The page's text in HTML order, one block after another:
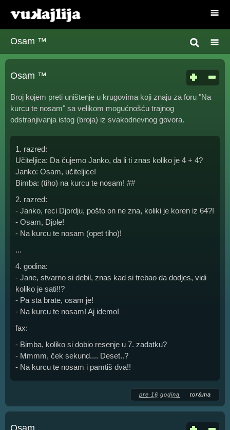
Osam ™
Osam ™
Broj kojem preti uništenje u krugovima koji znaju za foru "Na
kurcu te nosam" sa velikom mogućnošću trajnog
odstranjivanja istog (broja) iz svakodnevnog govora.
1. razred:
Učiteljica: Da čujemo Janko, da li ti znas koliko je 4 + 4?
Janko: Osam, učiteljice!
Bimba: (tiho) na kurcu te nosam! ##
2. razred:
- Janko, reci Djordju, pošto on ne zna, koliki je koren iz 64?!
- Osam, Djole!
- Na kurcu te nosam (opet tiho)!
...
4. godina:
- Jane, stvarno si debil, znas kad si trebao da dodjes, vidi
koliko je sati!!?
- Pa sta brate, osam je!
- Na kurcu te nosam! Aj idemo!
fax:
- Bimba, koliko si dobio resenje u 7. zadatku?
- Mmmm, ček sekund.... Deset..?
- Na kurcu te nosam i pamtiš dva!!
pre 16 godina tor&ma
Osam